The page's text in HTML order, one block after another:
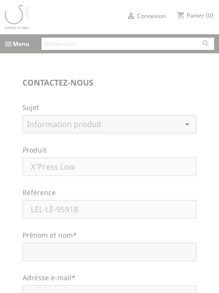
shopping_cart Panier (0)
menuMenu
 Connexion

CONTACTEZ-NOUS
Sujet
Produit
Référence
Prénom et nom*
Adresse e-mail*